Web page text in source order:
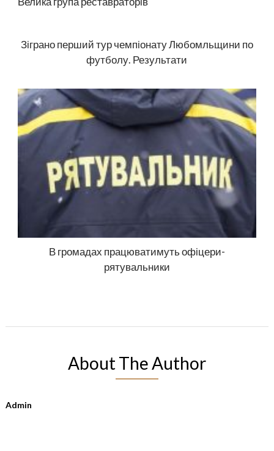
Зіграно перший тур чемпіонату Любомльщини по
футболу. Результати
В громадах працюватимуть офіцери-
рятувальники
About The Author
Admin